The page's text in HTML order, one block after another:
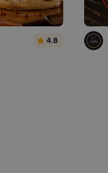
4.8